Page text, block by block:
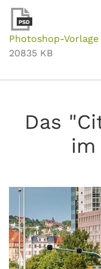
PSD
Photoshop-
20835 KB
Das
im